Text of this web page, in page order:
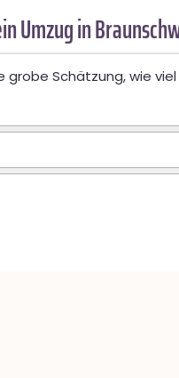
Umzug in
Schätzung, wie